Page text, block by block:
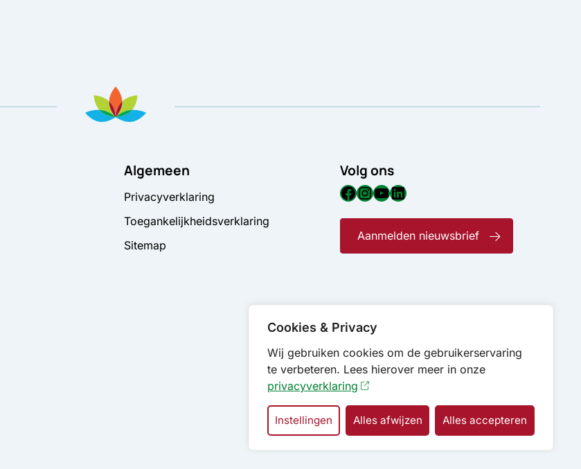
Cookies & Privacy
Wij gebruiken cookies om de gebruikerservaring
te verbeteren. Lees hierover meer in onze
privacyverklaring
Instellingen Alles afwijzen Alles accepteren
Algemeen
Privacyverklaring
Toegankelijkheidsverklaring
Sitemap
Volg ons
Facebook
Instagram
YouTube
LinkedIn
Aanmelden nieuwsbrief